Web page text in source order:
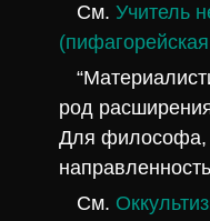
См. Учитель
род
Для философа,
См.